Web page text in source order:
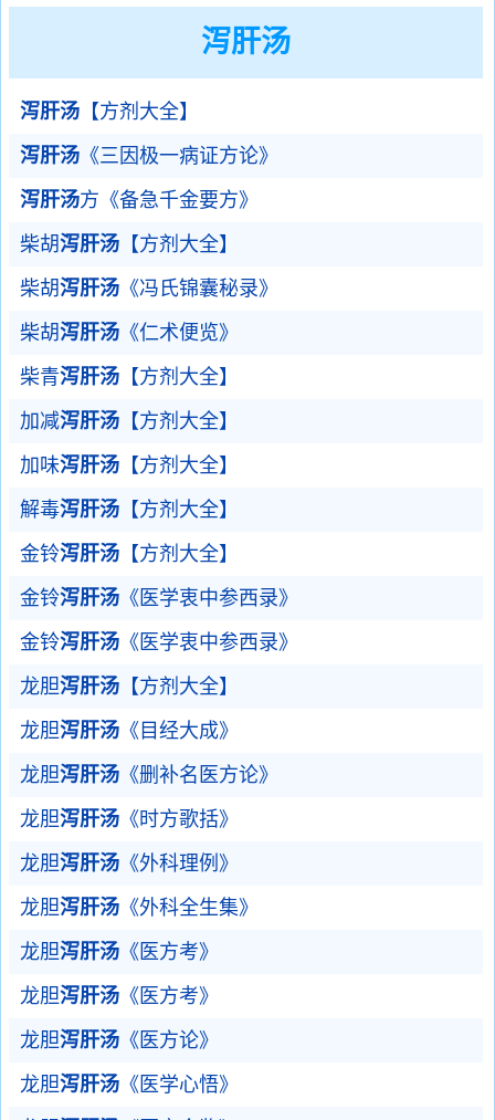
泻肝汤
泻肝汤 【方剂大全】
泻肝汤 《三因极一病证方论》
泻肝汤方《备急千金要方》
柴胡泻肝汤 【方剂大全】
柴胡泻肝汤 《冯氏锦囊秘录》
柴胡泻肝汤 《仁术便览》
柴青泻肝汤 【方剂大全】
加减泻肝汤 【方剂大全】
加味泻肝汤 【方剂大全】
解毒泻肝汤 【方剂大全】
金铃泻肝汤 【方剂大全】
金铃泻肝汤 《医学衷中参西录》
金铃泻肝汤 《医学衷中参西录》
龙胆泻肝汤 【方剂大全】
龙胆泻肝汤 《目经大成》
龙胆泻肝汤 《删补名医方论》
龙胆泻肝汤 《时方歌括》
龙胆泻肝汤 《外科理例》
龙胆泻肝汤 《外科全生集》
龙胆泻肝汤 《医方考》
龙胆泻肝汤 《医方考》
龙胆泻肝汤 《医方论》
龙胆泻肝汤 《医学心悟》